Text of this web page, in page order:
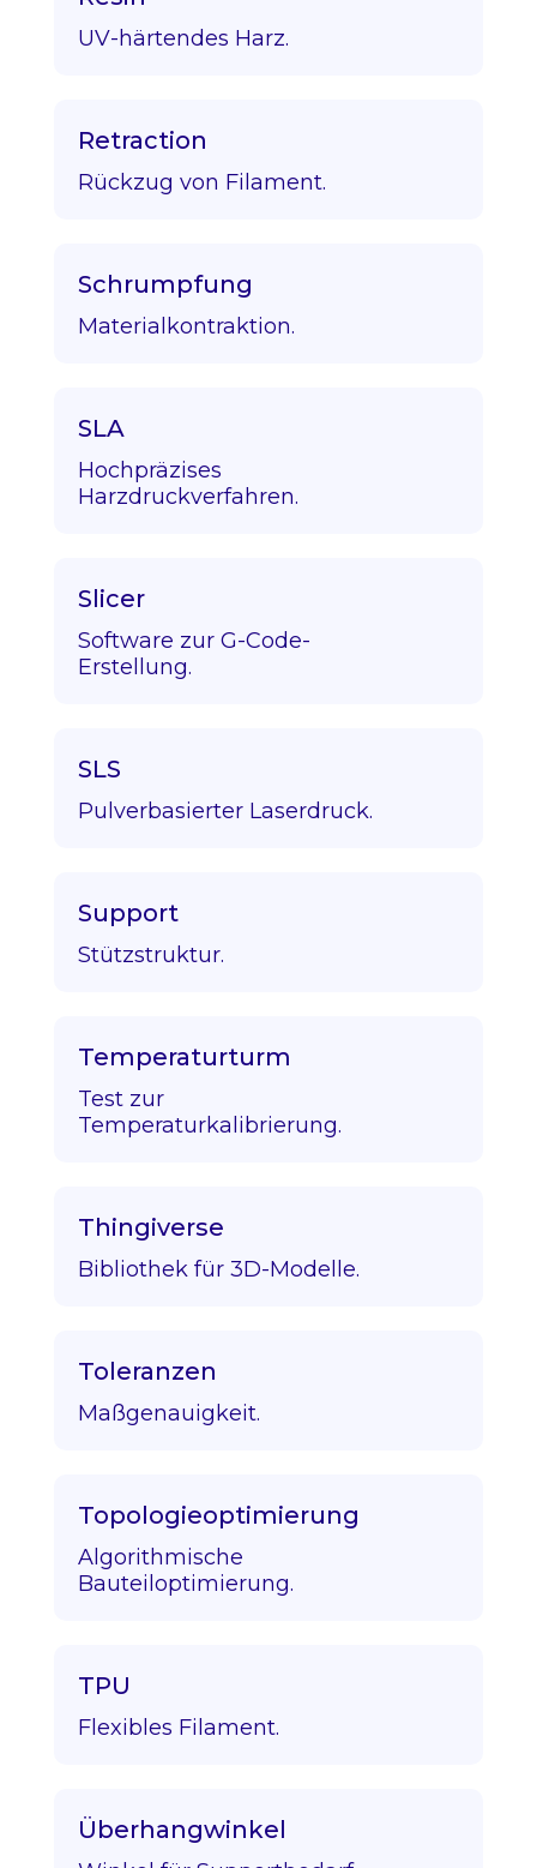
UV-härtendes Harz.
Retraction
Rückzug von Filament.
Schrumpfung
Materialkontraktion.
SLA
Hochpräzises
Harzdruckverfahren.
Slicer
Software zur G-Code-
Erstellung.
SLS
Pulverbasierter Laserdruck.
Support
Stützstruktur.
Temperaturturm
Test zur
Temperaturkalibrierung.
Thingiverse
Bibliothek für 3D-Modelle.
Toleranzen
Maßgenauigkeit.
Topologieoptimierung
Algorithmische
Bauteiloptimierung.
TPU
Flexibles Filament.
Überhangwinkel